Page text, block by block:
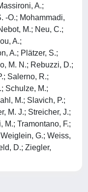
A.;
-O.; Mohammadi,
M.; Neu, C.;
A.;
A.; Plätzer, S.;
M. N.; Rebuzzi, D.;
Salerno, R.;
Schulze, M.;
M.; Slavich, P.;
M. J.; Streicher, J.;
M.; Tramontano, F.;
G.; Weiss,
D.; Ziegler,